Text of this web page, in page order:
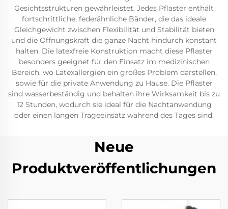
Gesichtsstrukturen gewährleistet. Jedes Pflaster enthält
fortschrittliche, federähnliche Bänder, die das ideale
Gleichgewicht zwischen Flexibilität und Stabilität bieten
und die Öffnungskraft die ganze Nacht hindurch konstant
halten. Die latexfreie Konstruktion macht diese Pflaster
besonders geeignet für den Einsatz im medizinischen
Bereich, wo Latexallergien ein großes Problem darstellen,
sowie für die private Anwendung zu Hause. Die Pflaster
sind wasserbeständig und behalten ihre Wirksamkeit bis zu
12 Stunden, wodurch sie ideal für die Nachtanwendung
oder einen langen Trageeinsatz während des Tages sind.
Neue
Produktveröffentlichungen